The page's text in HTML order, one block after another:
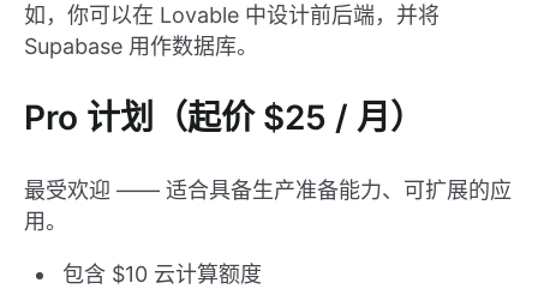
如，你可以在 Lovable 中设计前后端，并将
Supabase 用作数据库。
Pro 计划（起价 $25 / 月）
最受欢迎 —— 适合具备生产准备能力、可扩展的应
用。
包含 $10 云计算额度